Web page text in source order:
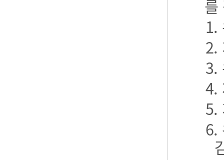
를
1.
2.
3.
4.
5.
6.